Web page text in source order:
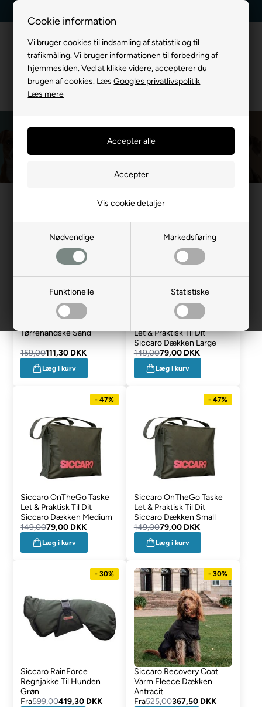
Cookie information
Vi bruger cookies til indsamling af statistik og til
trafikmåling. Vi bruger informationen til forbedring af
hjemmesiden. Ved at klikke videre, accepterer du
brugen af cookies. LæsGoogles privatlivspolitik
Læs mere
Nødvendige Markedsføring
Funktionelle Statistiske
Vis cookie detaljer
Siccaro Wetdog
Du er her:MÆRKEVARE/Siccaro Wetdog
Tørrehandske Sand
159,00111,30 DKK
Læg i kurv
Let & Praktisk Til Dit
Siccaro Dækken Large
149,0079,00 DKK
Læg i kurv
- 47%
Siccaro OnTheGo Taske
Let & Praktisk Til Dit
Siccaro Dækken Medium
149,0079,00 DKK
Læg i kurv
- 47%
Siccaro OnTheGo Taske
Let & Praktisk Til Dit
Siccaro Dækken Small
149,0079,00 DKK
Læg i kurv
- 30%
Siccaro RainForce
Regnjakke Til Hunden
Grøn
Fra599,00419,30 DKK
- 30%
Siccaro Recovery Coat
Varm Fleece Dækken
Antracit
Fra525,00367,50 DKK